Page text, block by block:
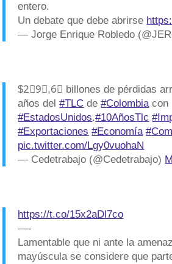
entero.
Un debate que debe abrirse
— Jorge Enrique Robledo
$2⃣9⃣,6⃣ billones de pérdidas
años del#TLC de#Colombiacon
#EstadosUnidos.#10AñosTlc
#Exportaciones #Economía
pic.twitter.com/Lgy0vuohaN
— Cedetrabajo (@Cedetrabajo)
https://t.co/15x2aDl7co
—-
Lamentable que ni ante la
mayúscula se considere que